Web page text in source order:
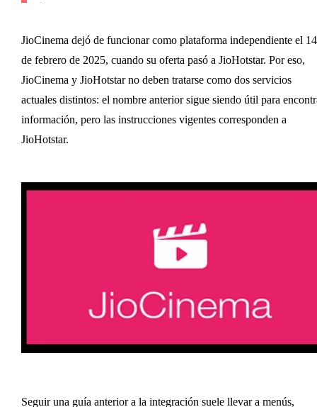
JioCinema dejó de funcionar como plataforma independiente el 14
de febrero de 2025, cuando su oferta pasó a JioHotstar. Por eso,
JioCinema y JioHotstar no deben tratarse como dos servicios
actuales distintos: el nombre anterior sigue siendo útil para
información, pero las instrucciones vigentes corresponden a
JioHotstar.
Seguir una guía anterior a la integración suele llevar a menús,